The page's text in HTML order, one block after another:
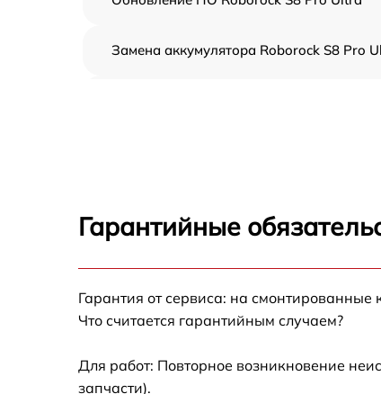
Замена аккумулятора Roborock S8 Pro
Ремонт материнской платы Roborock S8
Гарантийные
Гарантия от сервиса: на
Что считается гарантийным случаем?
Для работ: Повторное возникновение
запчасти).